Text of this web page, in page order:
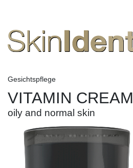
Gesichtspflege
VITAMIN CREAM
oily and normal skin